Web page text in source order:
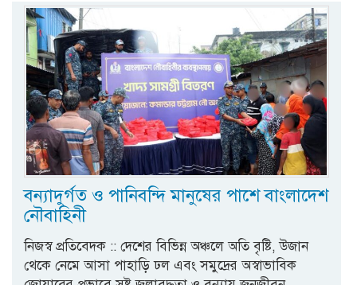
বন্যাদুর্গত ও পানিবন্দি মানুষের পাশে বাংলাদেশ
নৌবাহিনী
নিজস্ব প্রতিবেদক :: দেশের বিভিন্ন অঞ্চলে অতি বৃষ্টি, উজান
থেকে নেমে আসা পাহাড়ি ঢল এবং সমুদ্রের অস্বাভাবিক